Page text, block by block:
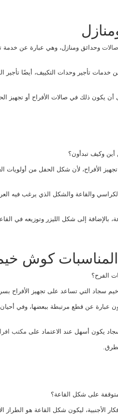
وحدائق ومنازل، وهي عبارة عن خدمة
تأجير وحدات التكييف، أيضًا تأجير
يكون ذلك في صالات الأفراح أو تجهيز
أين وكيف تبدأون؟
الأفراح، لأن شكل الحفل من أولويات
والقاعة والشكل الذي يرغب فيه
بالإضافة إلى شكل الليزر وتوزيعه في
كوش
الفرح؟
سجاد التي تساعد على تجهيز الأفراح
عبارة عن قطع مرتبطة ببعضها، وفي
يكون أسهل عند الاعتماد على مكتب
متوقفة على شكل القاعة؟
الأجنبية، ليكون شكل القاعة هو الطراز